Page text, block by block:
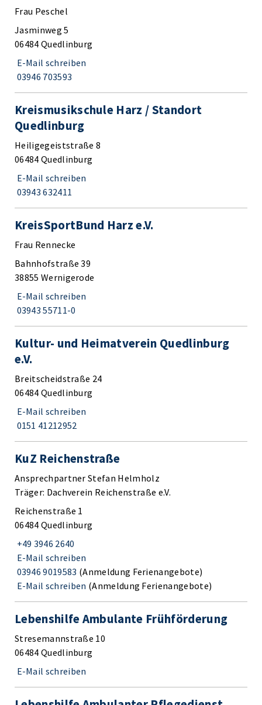
Frau Peschel
Jasminweg 5
06484 Quedlinburg
E-Mail schreiben
03946 703593
Kreismusikschule Harz / Standort
Quedlinburg
Heiligegeiststraße 8
06484 Quedlinburg
E-Mail schreiben
03943 632411
KreisSportBund Harz e.V.
Frau Rennecke
Bahnhofstraße 39
38855 Wernigerode
E-Mail schreiben
03943 55711-0
Kultur- und Heimatverein Quedlinburg
e.V.
Breitscheidstraße 24
06484 Quedlinburg
E-Mail schreiben
0151 41212952
KuZ Reichenstraße
Ansprechpartner Stefan Helmholz
Träger: Dachverein Reichenstraße e.V.
Reichenstraße 1
06484 Quedlinburg
+49 3946 2640
E-Mail schreiben
03946 9019583 (Anmeldung Ferienangebote)
E-Mail schreiben (Anmeldung Ferienangebote)
Lebenshilfe Ambulante Frühförderung
Stresemannstraße 10
06484 Quedlinburg
E-Mail schreiben